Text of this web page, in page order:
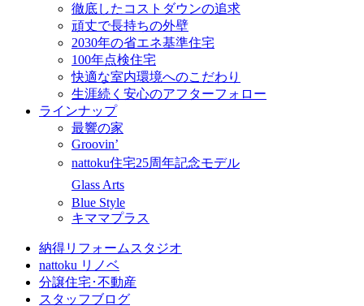
徹底したコストダウンの追求
頑丈で長持ちの外壁
2030年の省エネ基準住宅
100年点検住宅
快適な室内環境へのこだわり
生涯続く安心のアフターフォロー
ラインナップ
最響の家
Groovin’
nattoku住宅25周年記念モデル
Glass Arts
Blue Style
キママプラス
納得リフォームスタジオ
nattoku リノベ
分譲住宅･不動産
スタッフブログ